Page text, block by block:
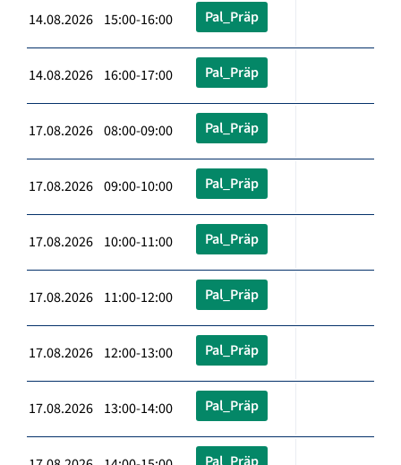
14.08.2026 15:00-16:00 Pal_Präp
14.08.2026 16:00-17:00 Pal_Präp
17.08.2026 08:00-09:00 Pal_Präp
17.08.2026 09:00-10:00 Pal_Präp
17.08.2026 10:00-11:00 Pal_Präp
17.08.2026 11:00-12:00 Pal_Präp
17.08.2026 12:00-13:00 Pal_Präp
17.08.2026 13:00-14:00 Pal_Präp